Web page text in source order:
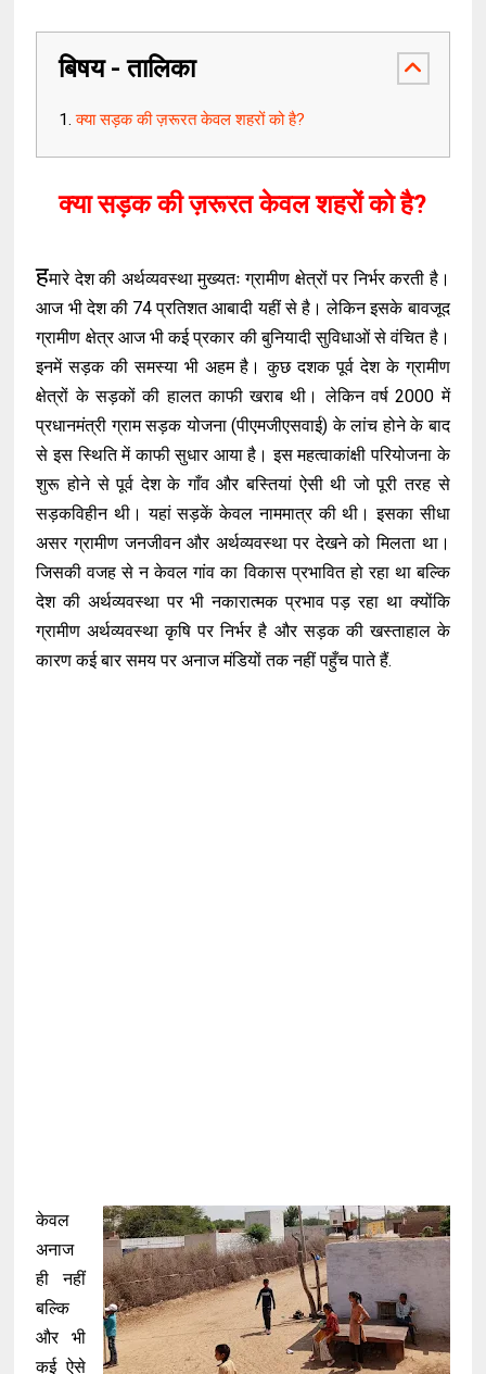
बिषय - तालिका
क्या सड़क की ज़रूरत केवल शहरों को है?
क्या सड़क की ज़रूरत केवल शहरों को है?
हमारे देश की अर्थव्यवस्था मुख्यतः ग्रामीण क्षेत्रों पर निर्भर करती है।
आज भी देश की 74 प्रतिशत आबादी यहीं से है। लेकिन इसके बावजूद
ग्रामीण क्षेत्र आज भी कई प्रकार की बुनियादी सुविधाओं से वंचित है।
इनमें सड़क की समस्या भी अहम है। कुछ दशक पूर्व देश के ग्रामीण
क्षेत्रों के सड़कों की हालत काफी खराब थी। लेकिन वर्ष 2000 में
प्रधानमंत्री ग्राम सड़क योजना (पीएमजीएसवाई) के लांच होने के बाद
से इस स्थिति में काफी सुधार आया है। इस महत्वाकांक्षी परियोजना के
शुरू होने से पूर्व देश के गाँव और बस्तियां ऐसी थी जो पूरी तरह से
सड़कविहीन थी। यहां सड़कें केवल नाममात्र की थी। इसका सीधा
असर ग्रामीण जनजीवन और अर्थव्यवस्था पर देखने को मिलता था।
जिसकी वजह से न केवल गांव का विकास प्रभावित हो रहा था बल्कि
देश की अर्थव्यवस्था पर भी नकारात्मक प्रभाव पड़ रहा था क्योंकि
ग्रामीण अर्थव्यवस्था कृषि पर निर्भर है और सड़क की खस्ताहाल के
कारण कई बार समय पर अनाज मंडियों तक नहीं पहुँच पाते हैं.
केवल
अनाज
ही नहीं
बल्कि
और भी
कई ऐसे